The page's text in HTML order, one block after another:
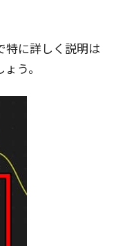
特に詳しく説明は
う。